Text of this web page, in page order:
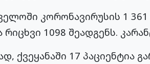
კორონავირუსის 1
1098 შეადგენს.
ქვეყანაში 17 პაციენტია